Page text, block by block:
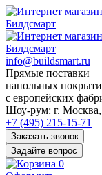
info@buildsmart.ru
Прямые поставки
напольных
с европейских
Перед
переходом
к
нужной
информации
многие
Шоу-рум: г.
+7 (495) 215-15-71
Заказать звонок
Задайте вопрос
0